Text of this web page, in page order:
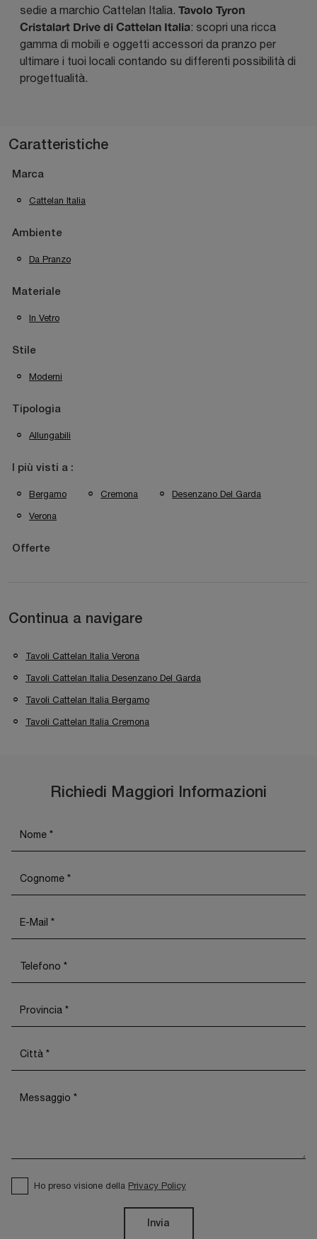
sedie a marchio Cattelan Italia. Tavolo Tyron
Cristalart Drive di Cattelan Italia: scopri una ricca
gamma di mobili e oggetti accessori da pranzo per
ultimare i tuoi locali contando su differenti possibilità di
progettualità.
Caratteristiche
Marca
Cattelan Italia
Ambiente
Da Pranzo
Materiale
In Vetro
Stile
Moderni
Tipologia
Allungabili
I più visti a :
Bergamo Cremona Desenzano Del Garda
Verona
Offerte
Continua a navigare
Tavoli Cattelan Italia Verona
Tavoli Cattelan Italia Desenzano Del Garda
Tavoli Cattelan Italia Bergamo
Tavoli Cattelan Italia Cremona
Richiedi Maggiori Informazioni
Ho preso visione della Privacy Policy
Invia